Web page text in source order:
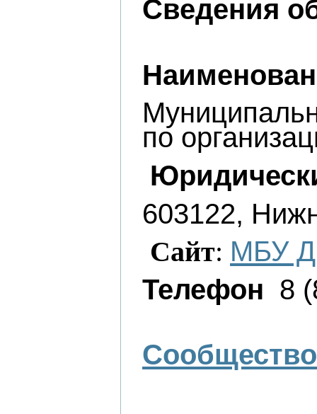
Сведения
по
603122,
Сайт: МБУ
Телефон 8